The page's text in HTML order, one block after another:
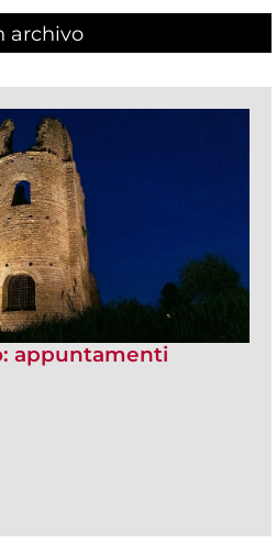
archivo
appuntamenti